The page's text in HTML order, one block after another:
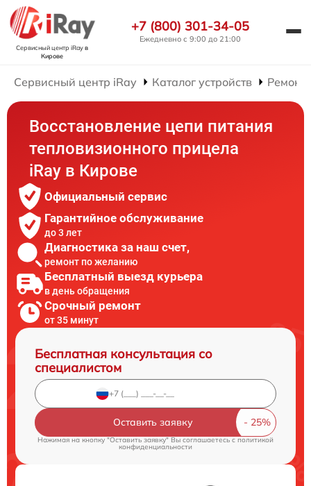
Сервисный центр iRayв
Кирове
+7 (800) 301-34-05
Ежедневно с 9:00 до 21:00
Сервисный центр iRay Каталог устройств Ремонт
Восстановление цепи питания
тепловизионного прицела
iRay в Кирове
Официальный сервис
Гарантийное обслуживание
до 3 лет
Диагностика за наш счет,
ремонт по желанию
Бесплатный выезд курьера
в день обращения
Срочный ремонт
от 35 минут
Бесплатная консультация со
специалистом
Оставить заявку
Нажимая на кнопку "Оставить заявку" Вы соглашаетесь cполитикой
конфиденциальности